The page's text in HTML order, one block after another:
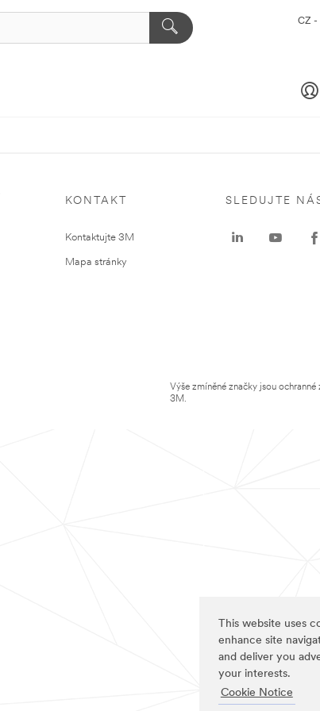
This website uses
enhance site
and deliver you
your interests.
Cookie Notice
CZ -
KONTAKT
Kontaktujte 3M
Mapa stránky
SLEDUJTE
Výše zmíněné značky jsou ochranné
3M.